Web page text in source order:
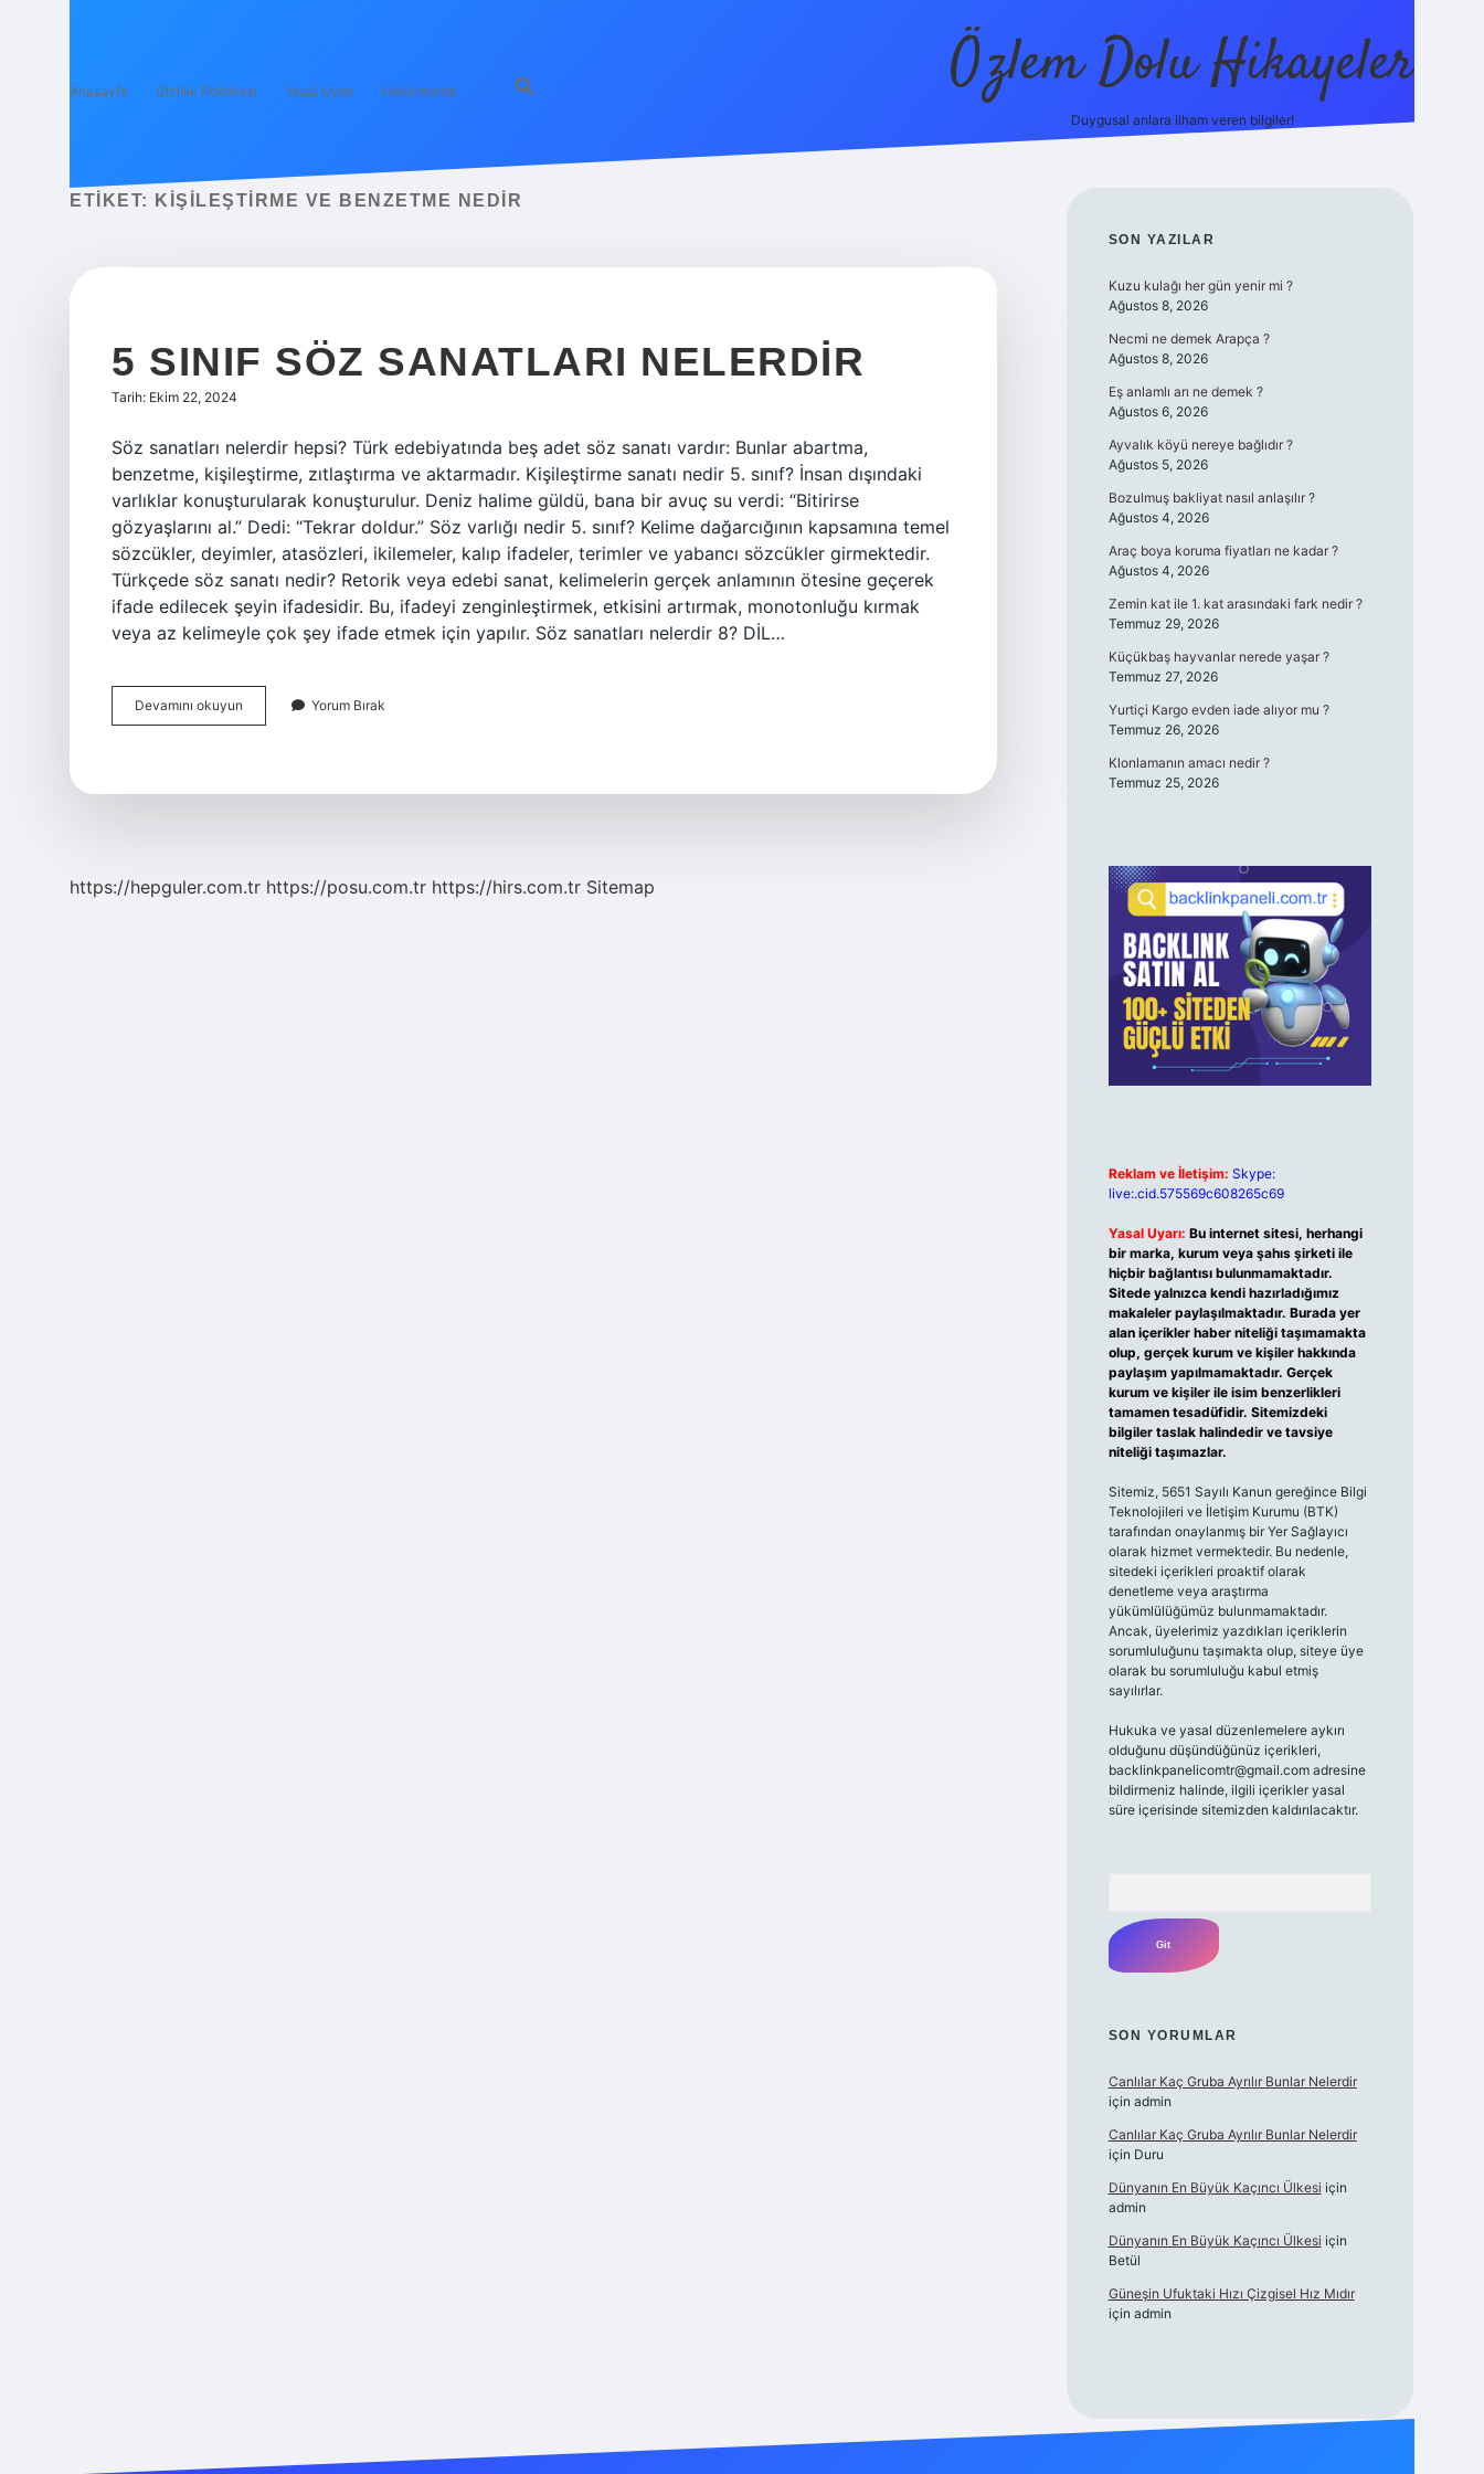
Anasayfa Gizlilik Politikası Yasal Uyarı Hakkımızda Özlem Dolu Hikayeler
Duygusal anlara ilham veren bilgiler!
ETIKET: KIŞILEŞTIRME VE BENZETME NEDIR
5 SINIF SÖZ SANATLARI NELERDIR
Tarih: Ekim 22, 2024
Söz sanatları nelerdir hepsi? Türk edebiyatında beş adet söz sanatı vardır: Bunlar abartma,
benzetme, kişileştirme, zıtlaştırma ve aktarmadır. Kişileştirme sanatı nedir 5. sınıf? İnsan dışındaki
varlıklar konuşturularak konuşturulur. Deniz halime güldü, bana bir avuç su verdi: “Bitirirse
gözyaşlarını al.” Dedi: “Tekrar doldur.” Söz varlığı nedir 5. sınıf? Kelime dağarcığının kapsamına temel
sözcükler, deyimler, atasözleri, ikilemeler, kalıp ifadeler, terimler ve yabancı sözcükler girmektedir.
Türkçede söz sanatı nedir? Retorik veya edebi sanat, kelimelerin gerçek anlamının ötesine geçerek
ifade edilecek şeyin ifadesidir. Bu, ifadeyi zenginleştirmek, etkisini artırmak, monotonluğu kırmak
veya az kelimeyle çok şey ifade etmek için yapılır. Söz sanatları nelerdir 8? DİL…
Devamını okuyun
Sınıf
Yorum Bırak
https://hepguler.com.tr https://posu.com.tr https://hirs.com.tr Sitemap
SIDEBAR
SON YAZILAR
Kuzu kulağı her gün yenir mi ?
Ağustos 8, 2026
Necmi ne demek Arapça ?
Ağustos 8, 2026
Eş anlamlı arı ne demek ?
Ağustos 6, 2026
Ayvalık köyü nereye bağlıdır ?
Ağustos 5, 2026
Bozulmuş bakliyat nasıl anlaşılır ?
Ağustos 4, 2026
Araç boya koruma fiyatları ne kadar ?
Ağustos 4, 2026
Zemin kat ile 1. kat arasındaki fark nedir ?
Temmuz 29, 2026
Küçükbaş hayvanlar nerede yaşar ?
Temmuz 27, 2026
Yurtiçi Kargo evden iade alıyor mu ?
Temmuz 26, 2026
Klonlamanın amacı nedir ?
Temmuz 25, 2026
Reklam ve İletişim: Skype:
live:.cid.575569c608265c69
Yasal Uyarı: Bu internet sitesi, herhangi
bir marka, kurum veya şahıs şirketi ile
hiçbir bağlantısı bulunmamaktadır.
Sitede yalnızca kendi hazırladığımız
makaleler paylaşılmaktadır. Burada yer
alan içerikler haber niteliği taşımamakta
olup, gerçek kurum ve kişiler hakkında
paylaşım yapılmamaktadır. Gerçek
kurum ve kişiler ile isim benzerlikleri
tamamen tesadüfidir. Sitemizdeki
bilgiler taslak halindedir ve tavsiye
niteliği taşımazlar.
Sitemiz, 5651 Sayılı Kanun gereğince Bilgi
Teknolojileri ve İletişim Kurumu (BTK)
tarafından onaylanmış bir Yer Sağlayıcı
olarak hizmet vermektedir. Bu nedenle,
sitedeki içerikleri proaktif olarak
denetleme veya araştırma
yükümlülüğümüz bulunmamaktadır.
Ancak, üyelerimiz yazdıkları içeriklerin
sorumluluğunu taşımakta olup, siteye üye
olarak bu sorumluluğu kabul etmiş
sayılırlar.
Hukuka ve yasal düzenlemelere aykırı
olduğunu düşündüğünüz içerikleri,
backlinkpanelicomtr@gmail.comadresine
bildirmeniz halinde, ilgili içerikler yasal
süre içerisinde sitemizden kaldırılacaktır.
SON YORUMLAR
Canlılar Kaç Gruba Ayrılır Bunlar Nelerdir
için admin
Canlılar Kaç Gruba Ayrılır Bunlar Nelerdir
için Duru
Dünyanın En Büyük Kaçıncı Ülkesi için
admin
Dünyanın En Büyük Kaçıncı Ülkesi için
Betül
Güneşin Ufuktaki Hızı Çizgisel Hız Mıdır
için admin